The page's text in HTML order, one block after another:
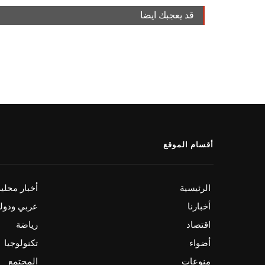
قد يعجبك ايضا
أقسام الموقع
الرئيسية
أخبار
أخبارنا
عربي
اقتصاد
رياضة
أضواء
تكنولوجيا
منوعات
المجتمع